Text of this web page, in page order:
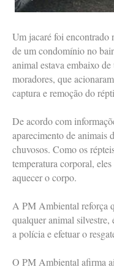
Um jacaré foi encontrado
de um condomínio no
animal estava embaixo
moradores, que
captura e remoção do
De acordo com
aparecimento de animais
chuvosos. Como os
temperatura corporal,
aquecer o corpo.
A PM Ambiental reforça
qualquer animal silvestre,
a polícia e efetuar o
O PM Ambiental afirma